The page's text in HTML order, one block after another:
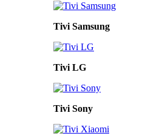
Tivi Samsung
Tivi LG
Tivi Sony